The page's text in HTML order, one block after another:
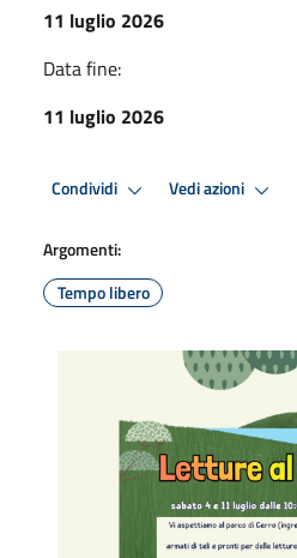
11 luglio 2026
Data fine:
11 luglio 2026
Condividi Vedi azioni
Argomenti:
Tempo libero